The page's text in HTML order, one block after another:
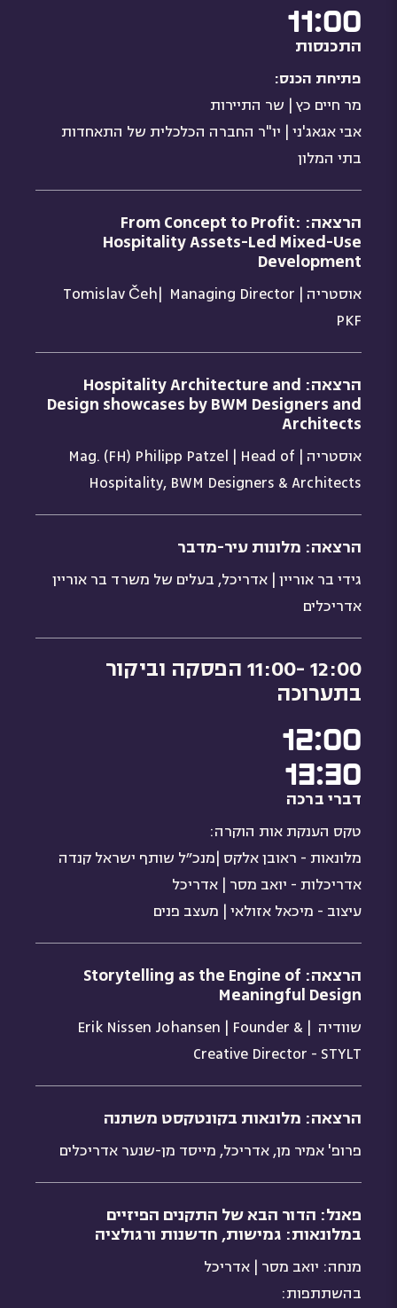
11:00
התכנסות
פתיחת הכנס:
מר חיים כץ | שר התיירות
אבי אגאג'ני | יו"ר החברה הכלכלית של התאחדות
בתי המלון
הרצאה: From Concept to Profit:
Hospitality Assets-Led Mixed-Use
Development
אוסטריה | Tomislav Čeh| Managing Director
PKF
הרצאה: Hospitality Architecture and
Design showcases by BWM Designers and
Architects
אוסטריה | Mag. (FH) Philipp Patzel | Head of
Hospitality, BWM Designers & Architects
הרצאה: מלונות עיר-מדבר
גידי בר אוריין | אדריכל, בעלים של משרד בר אוריין
אדריכלים
12:00 -11:00 הפסקה וביקור
בתערוכה
12:00
13:30
דברי ברכה
טקס הענקת אות הוקרה:
מלונאות - ראובן אלקס |מנכ״ל שותף ישראל קנדה
אדריכלות - יואב מסר | אדריכל
עיצוב - מיכאל אזולאי | מעצב פנים
הרצאה: Storytelling as the Engine of
Meaningful Design
שוודיה | Erik Nissen Johansen | Founder &
Creative Director - STYLT
הרצאה: מלונאות בקונטקסט משתנה
פרופ' אמיר מן, אדריכל, מייסד מן-שנער אדריכלים
פאנל: הדור הבא של התקנים הפיזיים
במלונאות: גמישות, חדשנות ורגולציה
מנחה: יואב מסר | אדריכל
בהשתתפות: